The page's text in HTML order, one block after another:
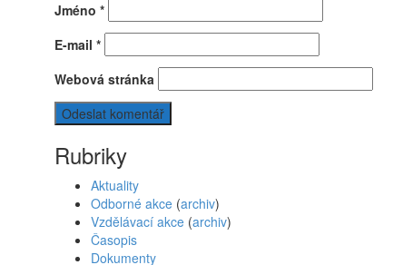
Jméno *
E-mail *
Webová stránka
Rubriky
Aktuality
Odborné akce(archiv)
Vzdělávací akce(archiv)
Časopis
Dokumenty